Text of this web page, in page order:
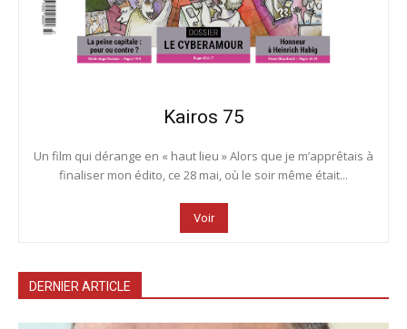
Kairos 75
Un film qui dérange en « haut lieu » Alors que je m’apprêtais à
finaliser mon édito, ce 28 mai, où le soir même était...
Voir
DERNIER ARTICLE